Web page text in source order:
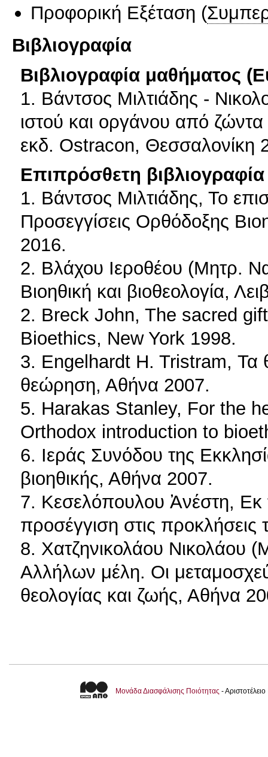
Προφορική Εξέταση (
Βιβλιογραφία
Βιβλιογραφία μαθήματος
1. Βάντσος Μιλτιάδης -
ιστού και οργάνου από
εκδ. Ostracon, Θεσσαλονίκη
Επιπρόσθετη βιβλιογραφία
1. Βάντσος Μιλτιάδης, Το
Προσεγγίσεις Ορθόδοξης
2016.
2. Βλάχου Ιεροθέου (Μητρ.
Βιοηθική και βιοθεολογία,
2. Breck John, The sacred
Bioethics, New York 1998.
3. Engelhardt H. Tristram, Τα
θεώρηση, Αθήνα 2007.
5. Harakas Stanley, For the
Orthodox introduction to
6. Ιεράς Συνόδου της
βιοηθικής, Αθήνα 2007.
7. Κεσελόπουλου Ἀνέστη, Εκ
προσέγγιση στις προκλήσεις
8. Χατζηνικολάου Νικολάου
Αλλήλων μέλη. Οι
θεολογίας και ζωής, Αθήνα
Μονάδα Διασφάλισης Ποιότητας -